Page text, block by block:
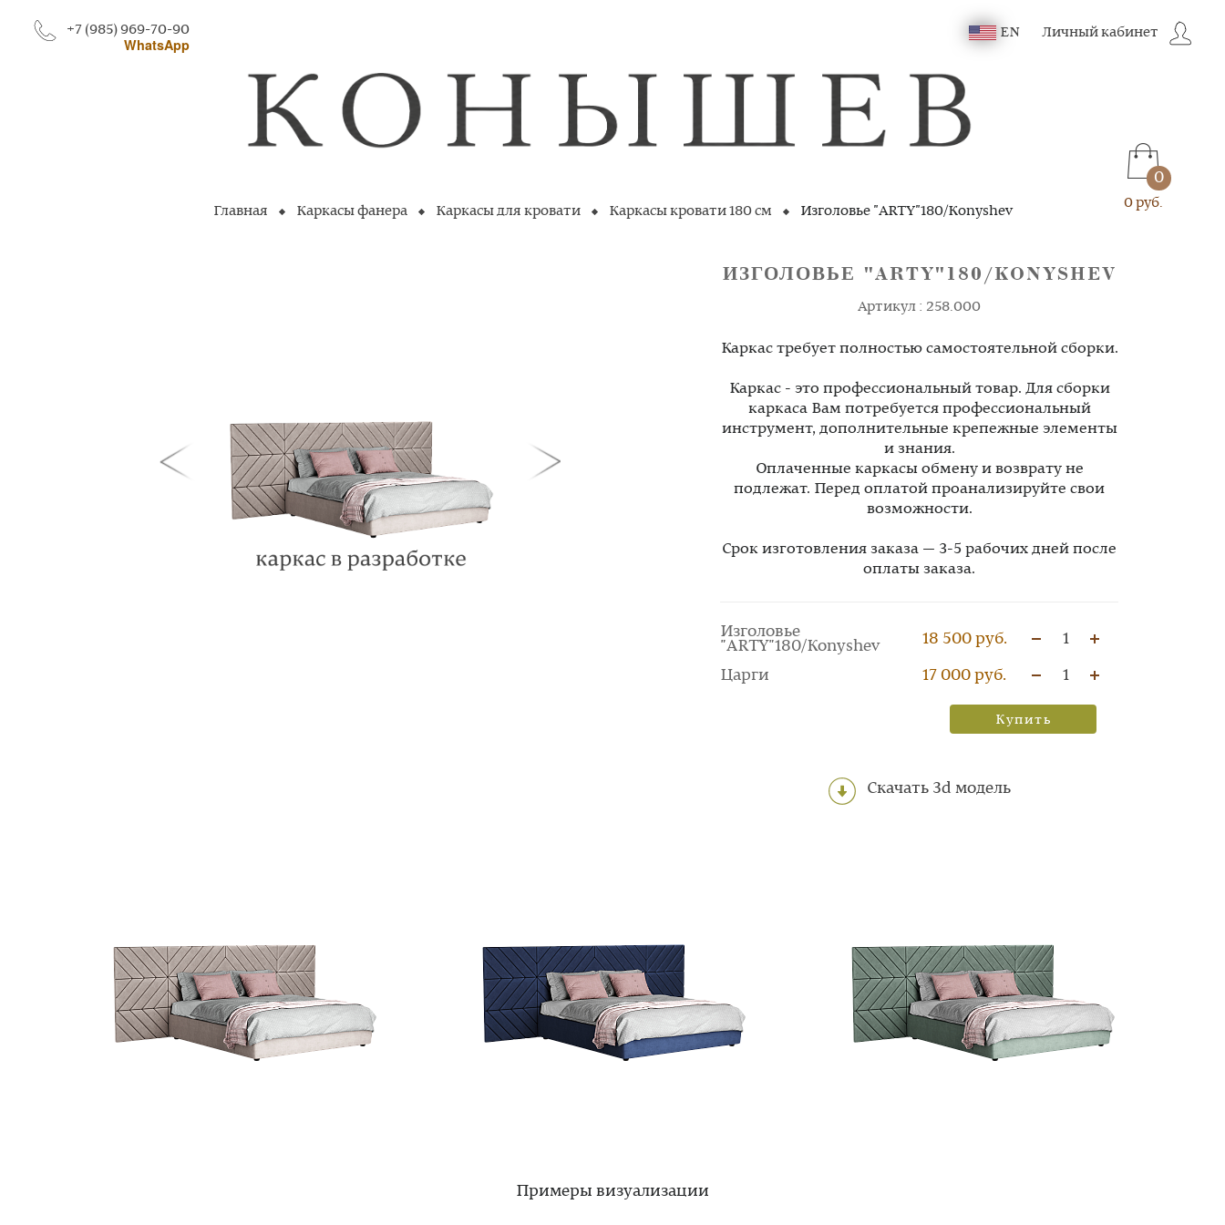
+7 (985) 969-70-90
WhatsApp
EN Личный кабинет
0
0 руб.
Главная Каркасы фанера Каркасы для кровати Каркасы кровати 180 см Изголовье "ARTY"180/Konyshev
ИЗГОЛОВЬЕ "ARTY"180/KONYSHEV
Артикул : 258.000
Каркас требует полностью самостоятельной сборки.
Каркас - это профессиональный товар. Для сборки
каркаса Вам потребуется профессиональный
инструмент, дополнительные крепежные элементы
и знания.
Оплаченные каркасы обмену и возврату не
подлежат. Перед оплатой проанализируйте свои
возможности.
Срок изготовления заказа — 3-5 рабочих дней после
оплаты заказа.
Изголовье
"ARTY"180/Konyshev
18 500 руб.
1
Царги
17 000 руб. 1
Купить
Скачать 3d модель
Примеры визуализации